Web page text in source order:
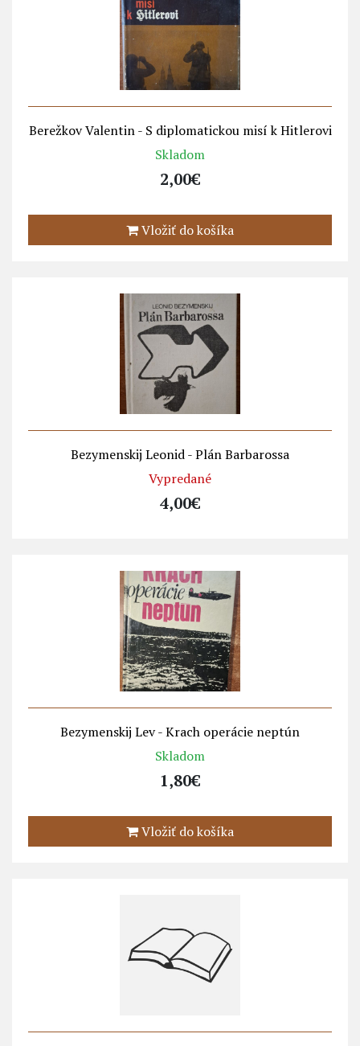
Berežkov Valentin - S diplomatickou misí k Hitlerovi
Skladom
2,00€
Vložiť do košíka
Bezymenskij Leonid - Plán Barbarossa
Vypredané
4,00€
Bezymenskij Lev - Krach operácie neptún
Skladom
1,80€
Vložiť do košíka